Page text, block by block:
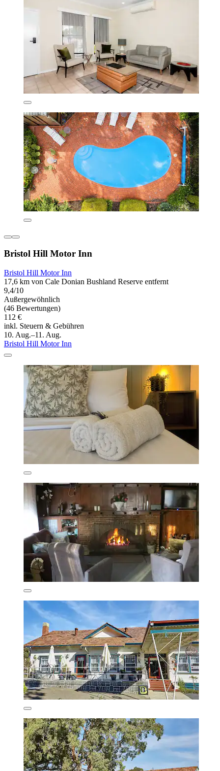
Bristol Hill Motor Inn
Bristol Hill Motor Inn
17,6 km von Cale Donian Bushland Reserve entfernt
9,4/10
Außergewöhnlich
(46 Bewertungen)
112 €
inkl. Steuern & Gebühren
10. Aug.–11. Aug.
Bristol Hill Motor Inn